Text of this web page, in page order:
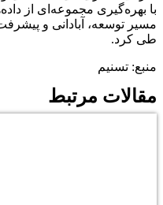
با بهره‌گیری مجموعه‌ای از
مسیر توسعه، آبادانی و
طی کرد.
منبع: تسنیم
مقالات مرتبط